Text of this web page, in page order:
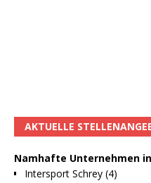
AKTUELLE
Namhafte Unternehmen
Intersport Schrey (4)